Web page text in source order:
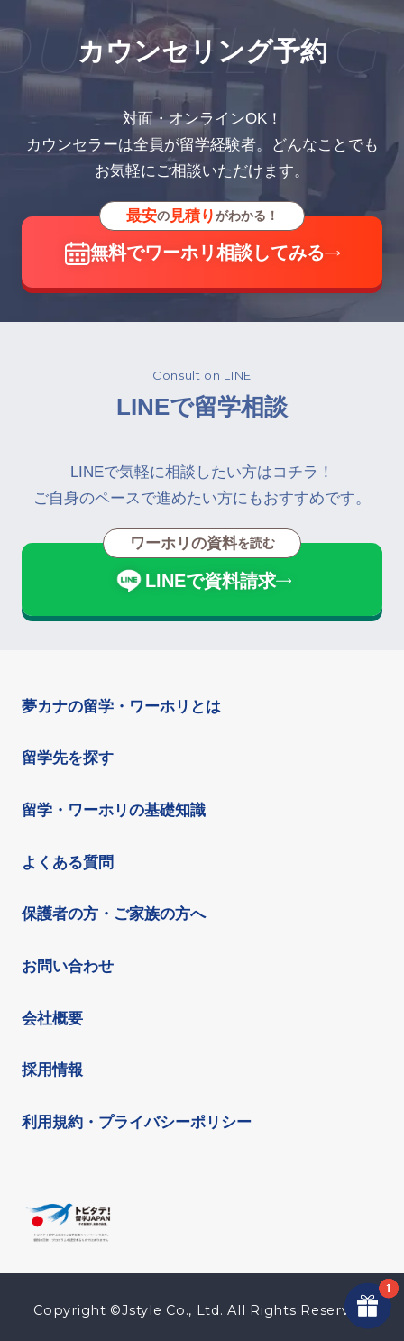
カウンセリング予約
対面・オンラインOK！
カウンセラーは全員が留学経験者。どんなことでも
お気軽にご相談いただけます。
最安の見積りがわかる！
無料でワーホリ相談してみる
Consult on LINE
LINEで留学相談
LINEで気軽に相談したい方はコチラ！
ご自身のペースで進めたい方にもおすすめです。
ワーホリの資料を読む
LINEで資料請求
夢カナの留学・ワーホリとは
留学先を探す
留学・ワーホリの基礎知識
よくある質問
保護者の方・ご家族の方へ
お問い合わせ
会社概要
採用情報
利用規約・プライバシーポリシー
Copyright ©Jstyle Co., Ltd. All Rights Reserved.